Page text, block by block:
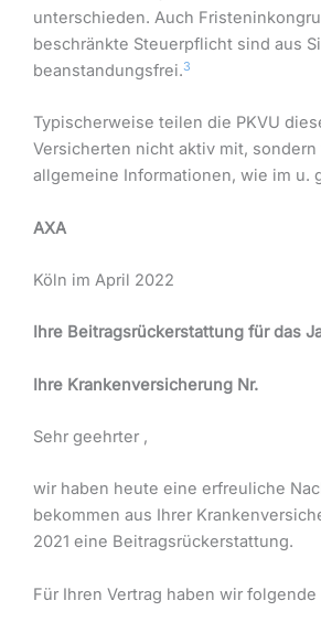
unterschieden. Auch
beschränkte Steuerpflicht sind aus
beanstandungsfrei.3
Typischerweise teilen die PKVU
Versicherten nicht aktiv mit,
allgemeine Informationen, wie im u.
AXA
Köln im April 2022
Ihre Beitragsrückerstattung für das
Ihre Krankenversicherung Nr.
Sehr geehrter ,
wir haben heute eine erfreuliche
bekommen aus Ihrer
2021 eine Beitragsrückerstattung.
Für Ihren Vertrag haben wir